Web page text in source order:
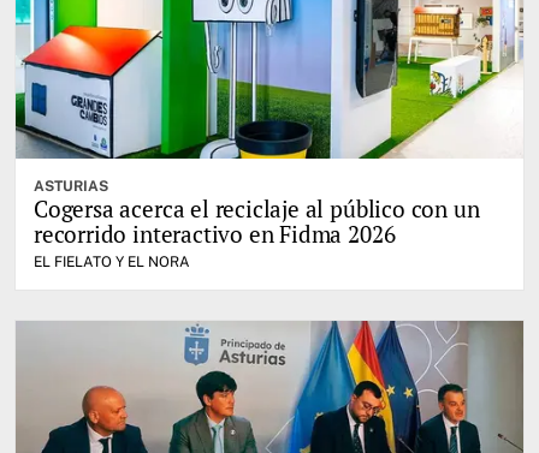
ASTURIAS
Cogersa acerca el reciclaje al público con un
recorrido interactivo en Fidma 2026
EL FIELATO Y EL NORA